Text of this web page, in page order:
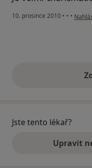
10. prosince 2010 • • • podle
Jste tento lékař?
Upravit